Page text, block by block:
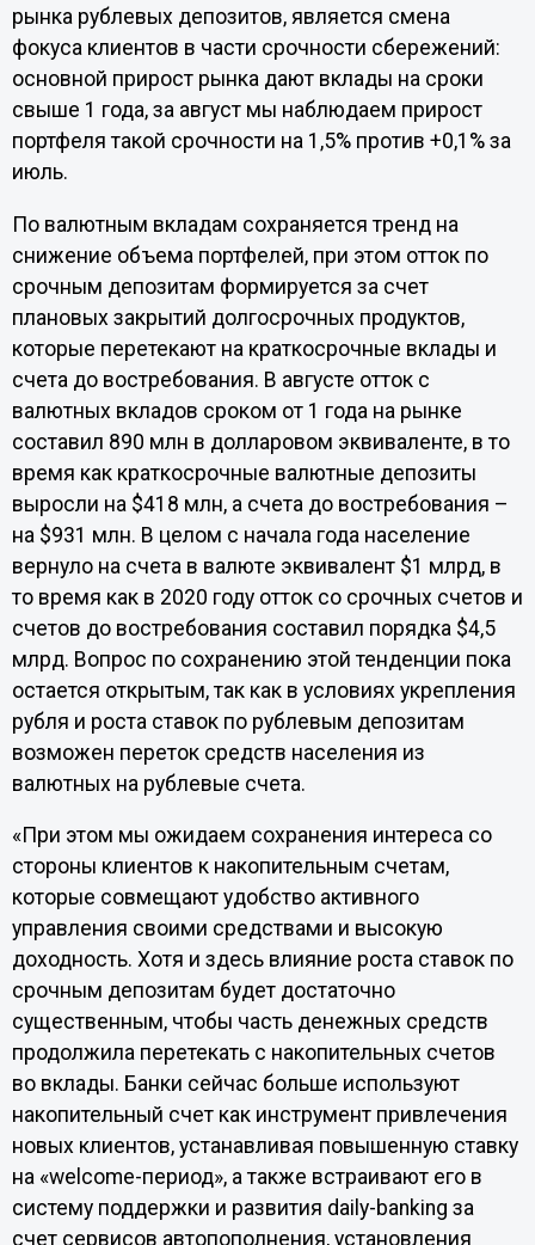
рынка рублевых депозитов, является смена
фокуса клиентов в части срочности сбережений:
основной прирост рынка дают вклады на сроки
свыше 1 года, за август мы наблюдаем прирост
портфеля такой срочности на 1,5% против +0,1% за
июль.
По валютным вкладам сохраняется тренд на
снижение объема портфелей, при этом отток по
срочным депозитам формируется за счет
плановых закрытий долгосрочных продуктов,
которые перетекают на краткосрочные вклады и
счета до востребования. В августе отток с
валютных вкладов сроком от 1 года на рынке
составил 890 млн в долларовом эквиваленте, в то
время как краткосрочные валютные депозиты
выросли на $418 млн, а счета до востребования –
на $931 млн. В целом с начала года население
вернуло на счета в валютe эквивалент $1 млрд, в
то время как в 2020 году отток со срочных счетов и
счетов до востребования составил порядка $4,5
млрд. Вопрос по сохранению этой тенденции пока
остается открытым, так как в условиях укрепления
рубля и роста ставок по рублевым депозитам
возможен переток средств населения из
валютных на рублевые счета.
«При этом мы ожидаем сохранения интереса со
стороны клиентов к накопительным счетам,
которые совмещают удобство активного
управления своими средствами и высокую
доходность. Хотя и здесь влияние роста ставок по
срочным депозитам будет достаточно
существенным, чтобы часть денежных средств
продолжила перетекать с накопительных счетов
во вклады. Банки сейчас больше используют
накопительный счет как инструмент привлечения
новых клиентов, устанавливая повышенную ставку
на «welcome-период», а также встраивают его в
систему поддержки и развития daily-banking за
счет сервисов автопополнения, установления